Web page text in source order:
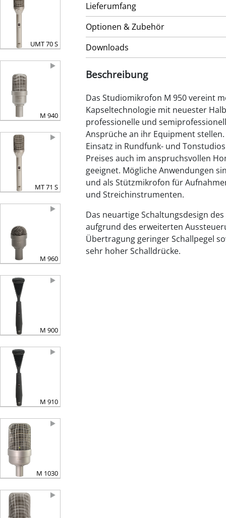
UMT 70 S
M 940
MT 71 S
M 960
M 900
M 910
M 1030
Lieferumfang
Optionen & Zubehör
Downloads
Beschreibung
Das Studiomikrofon M 950 vereint
Kapseltechnologie mit neuester
professionelle und
Ansprüche an ihr Equipment
Einsatz in Rundfunk- und
Preises auch im anspruchsvollen
geeignet. Mögliche Anwendungen
und als Stützmikrofon für
und Streichinstrumenten.
Das neuartige Schaltungsdesign
aufgrund des erweiterten
Übertragung geringer Schallpegel
sehr hoher Schalldrücke.